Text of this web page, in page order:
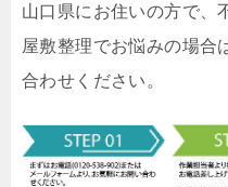
山口県にお住いの方で、
屋敷整理でお悩みの場合
合わせください。